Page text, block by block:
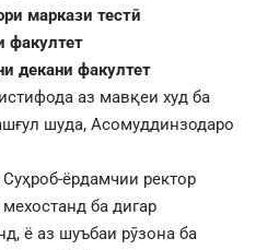
маркази тестӣ
факултет
декани факултет
аз мавқеи худ ба
шуда, Асомуддинзодаро
ёрдамчии ректор
ба дигар
ё аз шуъбаи рӯзона ба